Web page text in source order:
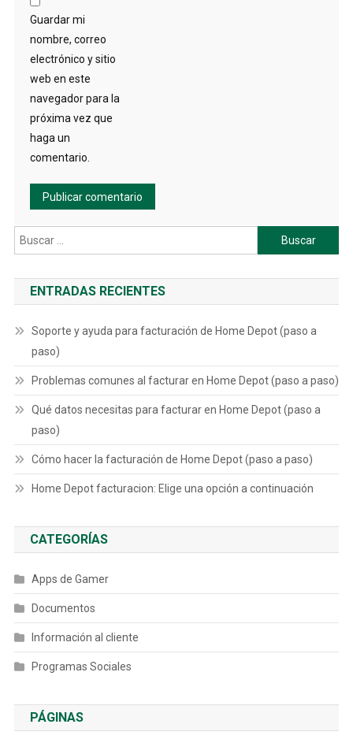
Guardar mi
nombre, correo
electrónico y sitio
web en este
navegador para la
próxima vez que
haga un
comentario.
Buscar:
ENTRADAS RECIENTES
Soporte y ayuda para facturación de Home Depot (paso a
paso)
Problemas comunes al facturar en Home Depot (paso a paso)
Qué datos necesitas para facturar en Home Depot (paso a
paso)
Cómo hacer la facturación de Home Depot (paso a paso)
Home Depot facturacion: Elige una opción a continuación
CATEGORÍAS
Apps de Gamer
Documentos
Información al cliente
Programas Sociales
PÁGINAS